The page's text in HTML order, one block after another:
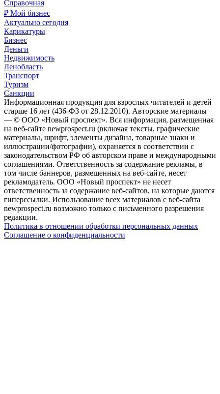
Справочная
₽ Мой бизнес
Актуально сегодня
Карикатуры
Бизнес
Деньги
Недвижимость
Ленобласть
Транспорт
Туризм
Санкции
Информационная продукция для взрослых читателей и детей
старше 16 лет (436-ФЗ от 28.12.2010). Авторские материалы
— © ООО «Новый проспект». Вся информация, размещенная
на веб-сайте newprospect.ru (включая тексты, графические
материалы, шрифт, элементы дизайна, товарные знаки и
иллюстрации/фотографии), охраняется в соответствии с
законодательством РФ об авторском праве и международными
соглашениями. Ответственность за содержание рекламы, в
том числе баннеров, размещенных на веб-сайте, несет
рекламодатель. ООО «Новый проспект» не несет
ответственность за содержание веб-сайтов, на которые даются
гиперссылки. Использование всех материалов с веб-сайта
newprospect.ru возможно только с письменного разрешения
редакции.
Политика в отношении обработки персональных данных
Соглашение о конфиденциальности